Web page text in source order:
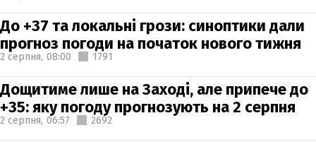
До +37 та локальні грози: синоптики дали
прогноз погоди на початок нового тижня
2 серпня, 08:00 1791
Дощитиме лише на Заході, але припече до
+35: яку погоду прогнозують на 2 серпня
2 серпня, 06:57 2692